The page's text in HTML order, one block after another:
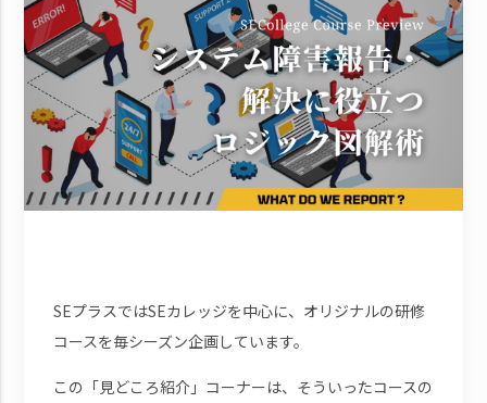
SEプラスではSEカレッジを中心に、オリジナルの研修
コースを毎シーズン企画しています。
この「見どころ紹介」コーナーは、そういったコースの